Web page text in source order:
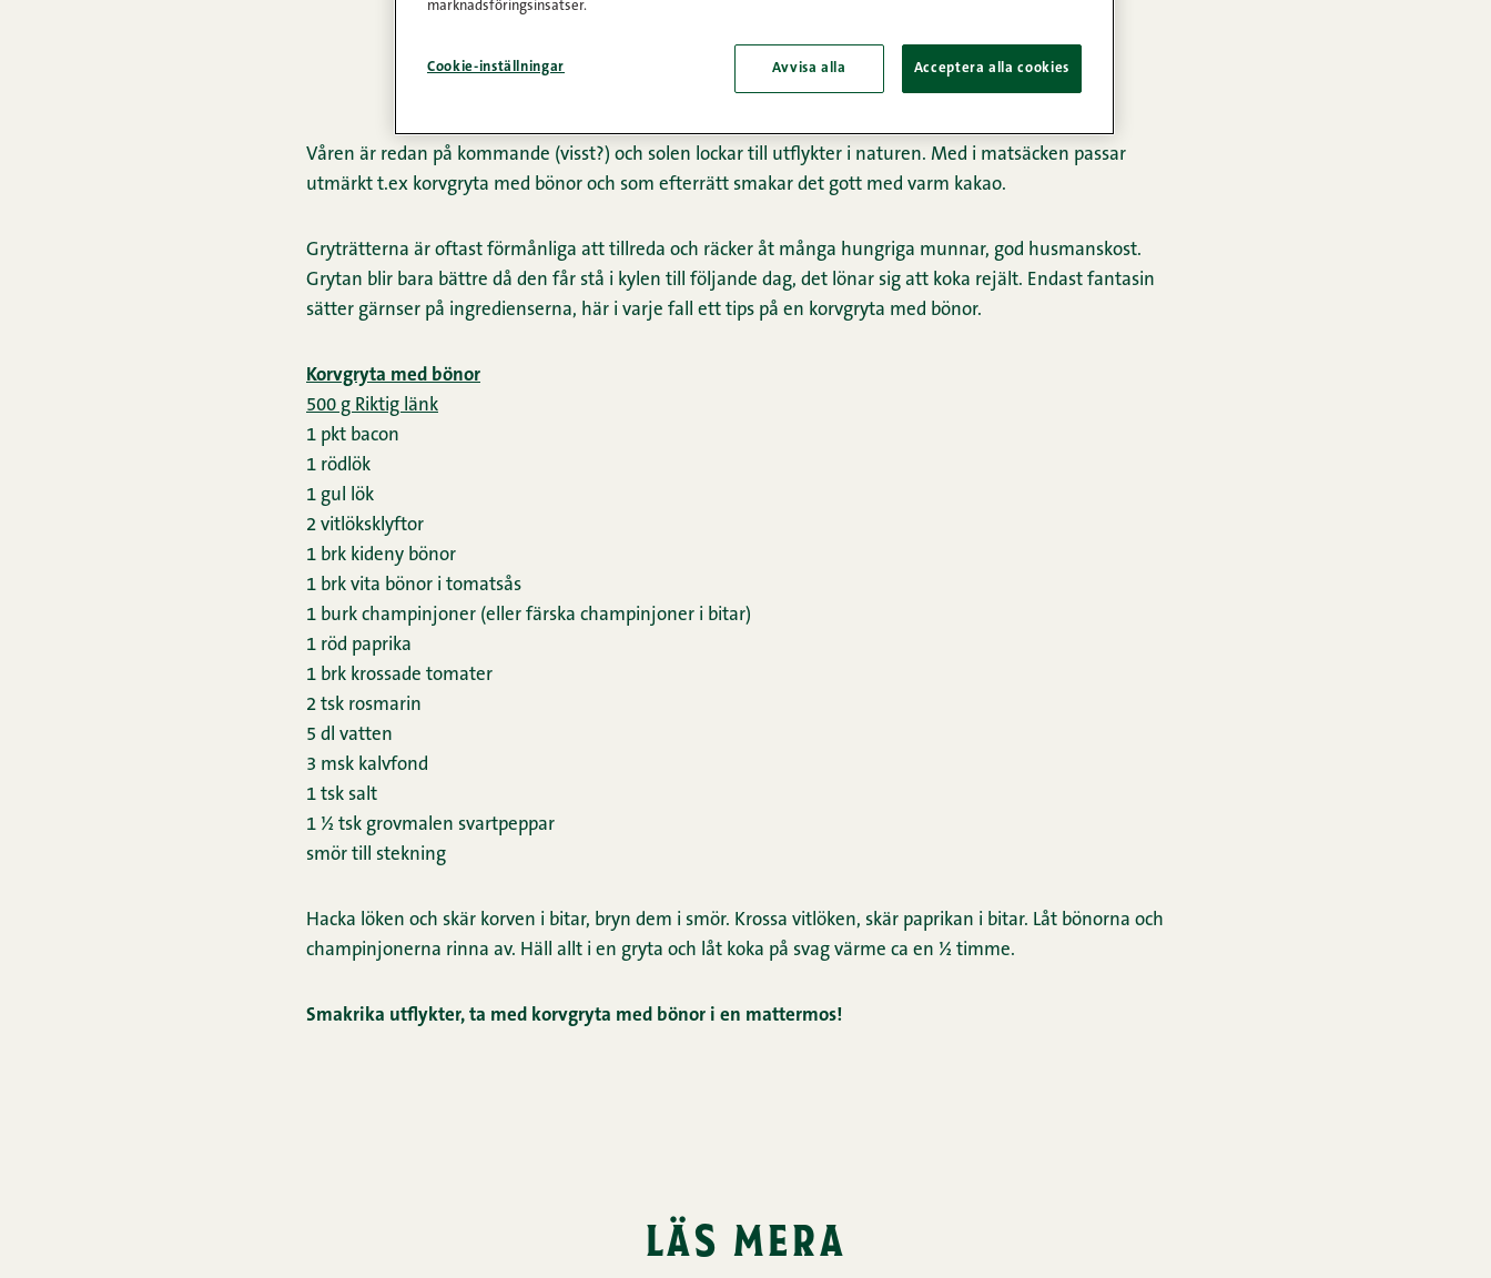
Våren är redan på kommande (visst?) och solen lockar till utflykter i naturen. Med i matsäcken passar
utmärkt t.ex korvgryta med bönor och som efterrätt smakar det gott med varm kakao.
Gryträtterna är oftast förmånliga att tillreda och räcker åt många hungriga munnar, god husmanskost.
Grytan blir bara bättre då den får stå i kylen till följande dag, det lönar sig att koka rejält. Endast fantasin
sätter gärnser på ingredienserna, här i varje fall ett tips på en korvgryta med bönor.
Korvgryta med bönor
500 g Riktig länk
1 pkt bacon
1 rödlök
1 gul lök
2 vitlöksklyftor
1 brk kideny bönor
1 brk vita bönor i tomatsås
1 burk champinjoner (eller färska champinjoner i bitar)
1 röd paprika
1 brk krossade tomater
2 tsk rosmarin
5 dl vatten
3 msk kalvfond
1 tsk salt
1 ½ tsk grovmalen svartpeppar
smör till stekning
Hacka löken och skär korven i bitar, bryn dem i smör. Krossa vitlöken, skär paprikan i bitar. Låt bönorna och
champinjonerna rinna av. Häll allt i en gryta och låt koka på svag värme ca en ½ timme.
Smakrika utflykter, ta med korvgryta med bönor i en mattermos!
läs mera
marknadsföringsinsatser.
Cookie-inställningar Avvisa alla Acceptera alla cookies